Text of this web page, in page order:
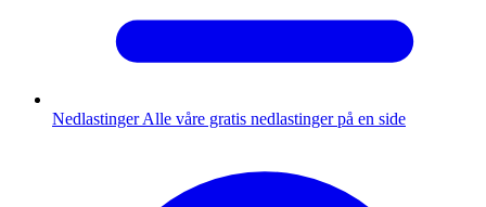
Nedlastinger Alle våre gratis nedlastinger på en side